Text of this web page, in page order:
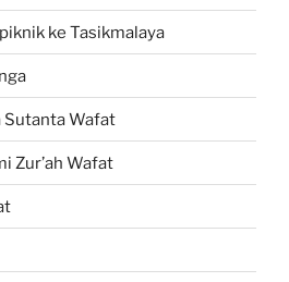
ke Tasikmalaya
Sutanta Wafat
Zur’ah Wafat